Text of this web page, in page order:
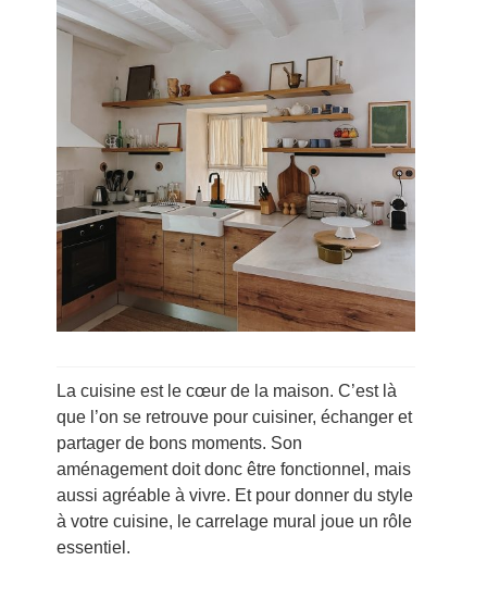
La cuisine est le cœur de la maison. C’est là
que l’on se retrouve pour cuisiner, échanger et
partager de bons moments. Son
aménagement doit donc être fonctionnel, mais
aussi agréable à vivre. Et pour donner du style
à votre cuisine, le carrelage mural joue un rôle
essentiel.